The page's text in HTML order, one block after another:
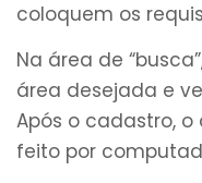
coloquem os
Na área de
área desejada e
Após o cadastro,
feito por